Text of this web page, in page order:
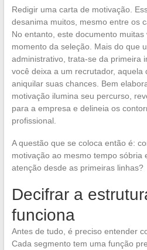
Redigir uma carta de motivação.
desanima muitos, mesmo entre os
No entanto, este documento
momento da seleção. Mais do que
administrativo, trata-se da primeira
você deixa a um recrutador, aquela
aniquilar suas chances. Bem
motivação ilumina seu percurso,
para a empresa e delineia os
profissional.
A questão que se coloca então é:
motivação ao mesmo tempo sóbria
atenção desde as primeiras linhas?
Decifrar a
funciona
Antes de tudo, é preciso entender
Cada segmento tem uma função